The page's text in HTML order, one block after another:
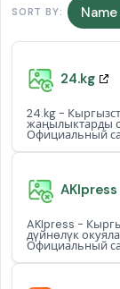
SORT BY:
24.kg
24.kg -
жаңылыктарды
Официальный
AKIpress
AKIpress -
дүйнөлүк
Официальный